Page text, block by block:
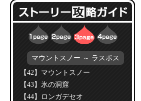
マウントスノー ～ ラスボス
【42】マウントスノー
【43】氷の洞窟
【44】ロンガデセオ